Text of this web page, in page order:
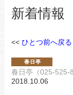
新着情報
<< ひとつ前へ戻る
春日亭（025-525-
2018.10.06